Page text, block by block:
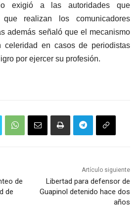
exigió a las autoridades que
realizan los comunicadores
además señaló que el mecanismo
celeridad en casos de periodistas
por ejercer su profesión.
de
de
Artículo siguiente
Libertad para defensor de
Guapinol detenido hace dos
años